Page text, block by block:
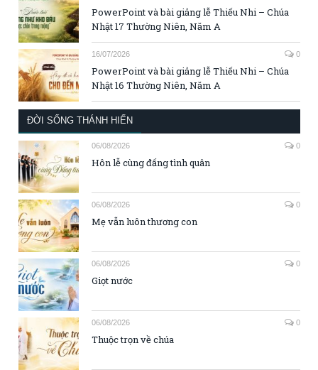
PowerPoint và bài giảng lễ Thiếu Nhi – Chúa
Nhật 17 Thường Niên, Năm A
16/07/2026 0
PowerPoint và bài giảng lễ Thiếu Nhi – Chúa
Nhật 16 Thường Niên, Năm A
ĐỜI SỐNG THÁNH HIẾN
06/08/2026 0
Hôn lễ cùng đấng tình quân
06/08/2026 0
Mẹ vẫn luôn thương con
06/08/2026 0
Giọt nước
06/08/2026 0
Thuộc trọn về chúa